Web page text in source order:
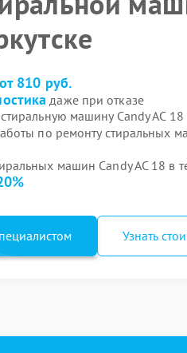
от 810 руб.
даже при отказе
машину Candy AC 18
по ремонту стиральных
машин Candy AC 18 в
Узнать